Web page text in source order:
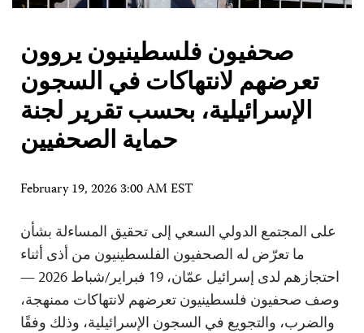
صحفيون فلسطينيون يروون
تعرضهم لانتهاكات في السجون
الإسرائيلية، بحسب تقرير لجنة
حماية الصحفيين
February 19, 2026 3:00 AM EST
على المجتمع الدولي السعي إلى تحقيق المساءلة بشأن
ما تعرّض له الصحفيون الفلسطينيون من أذى أثناء
احتجازهم لدى إسرائيل عمّان، 19 فبراير/شباط 2026 —
وصف صحفيون فلسطينيون تعرضهم لانتهاكات ممنهجة،
والضرب، والتجويع في السجون الإسرائيلية، وذلك وفقًا